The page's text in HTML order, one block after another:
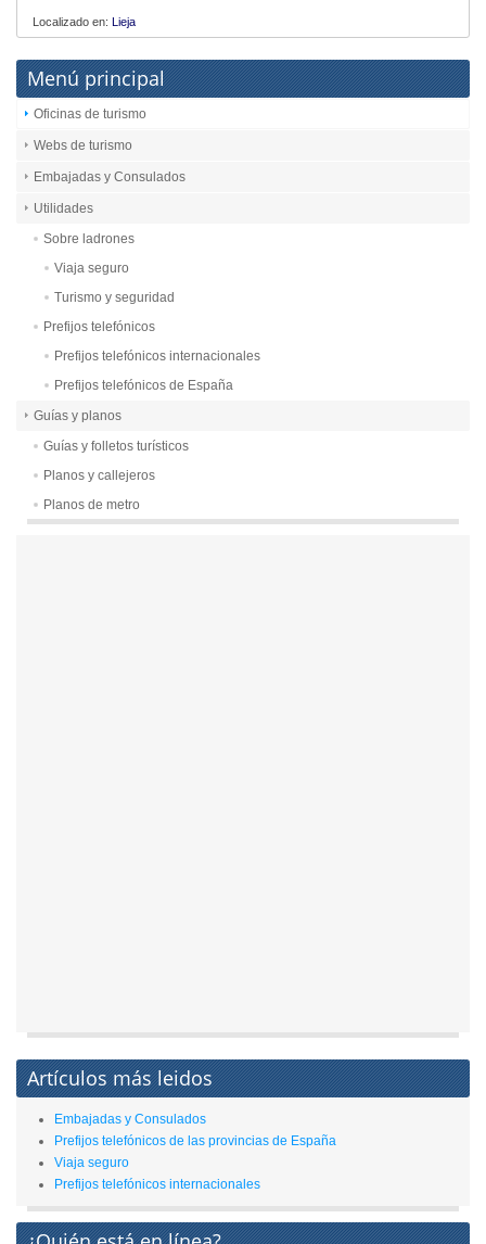
Localizado en: Lieja
Menú principal
Oficinas de turismo
Webs de turismo
Embajadas y Consulados
Utilidades
Sobre ladrones
Viaja seguro
Turismo y seguridad
Prefijos telefónicos
Prefijos telefónicos internacionales
Prefijos telefónicos de España
Guías y planos
Guías y folletos turísticos
Planos y callejeros
Planos de metro
Artículos más leidos
Embajadas y Consulados
Prefijos telefónicos de las provincias de España
Viaja seguro
Prefijos telefónicos internacionales